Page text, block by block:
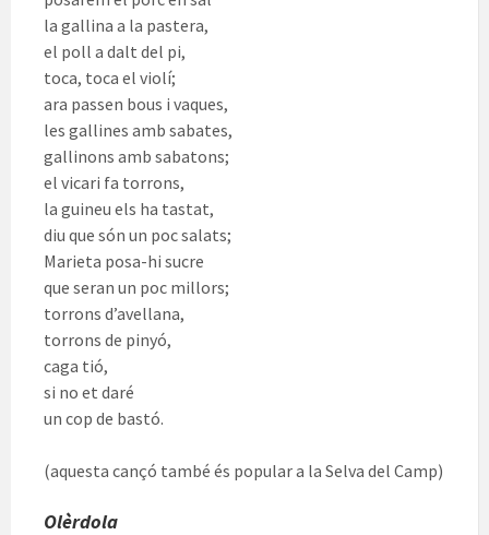
la gallina a la pastera,
el poll a dalt del pi,
toca, toca el violí;
ara passen bous i vaques,
les gallines amb sabates,
gallinons amb sabatons;
el vicari fa torrons,
la guineu els ha tastat,
diu que són un poc salats;
Marieta posa-hi sucre
que seran un poc millors;
torrons d’avellana,
torrons de pinyó,
caga tió,
si no et daré
un cop de bastó.
(aquesta cançó també és popular a la Selva del Camp)
Olèrdola